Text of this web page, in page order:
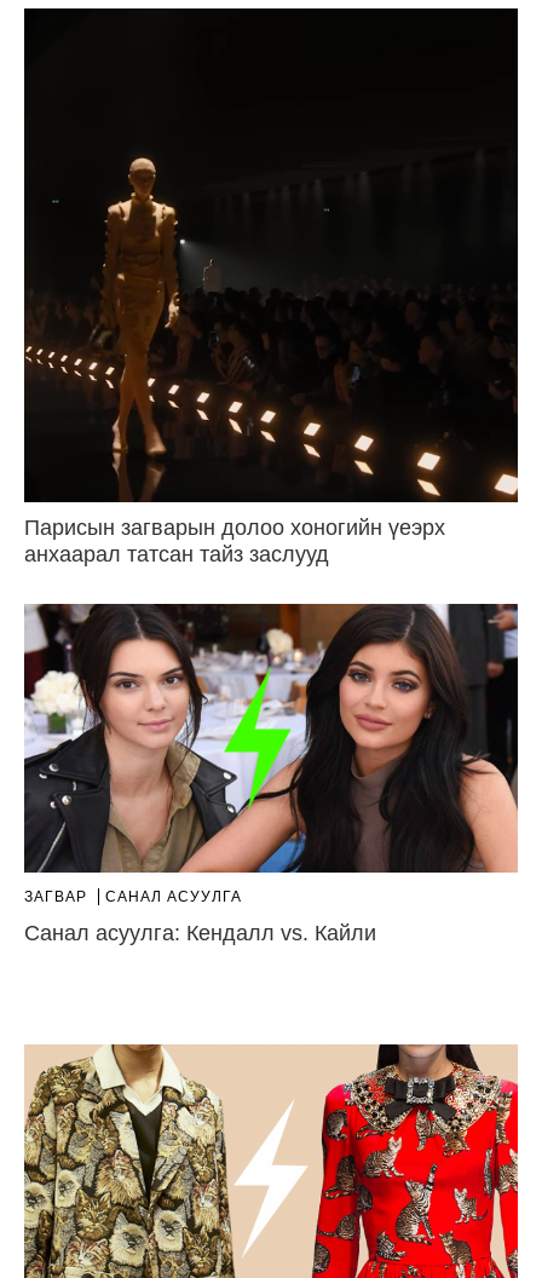
Парисын загварын долоо хоногийн үеэрх
анхаарал татсан тайз заслууд
ЗАГВАР САНАЛ АСУУЛГА
Санал асуулга: Кендалл vs. Кайли